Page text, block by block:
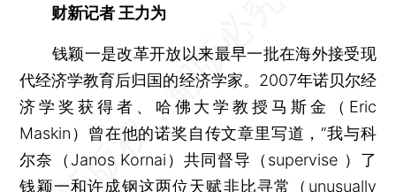
财新记者 王力为
钱颖一是改革开放以来最早一批在海外接受现
代经济学教育后归国的经济学家。2007年诺贝尔经
济学奖获得者、哈佛大学教授马斯金（Eric
Maskin）曾在他的诺奖自传文章里写道，“我与科
尔奈（Janos Kornai）共同督导（supervise ）了
钱颖一和许成钢这两位天赋非比寻常（unusually